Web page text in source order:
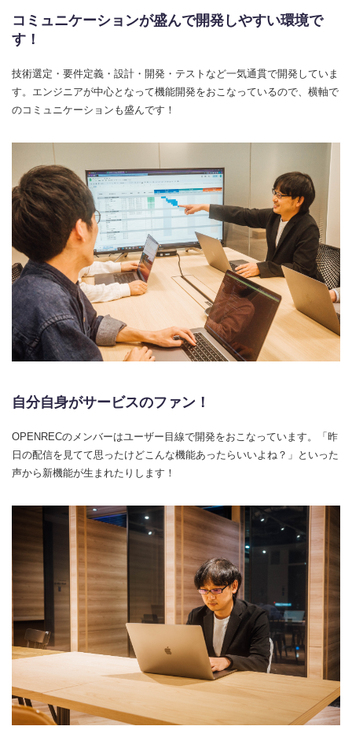
コミュニケーションが盛んで開発しやすい環境で
す！
技術選定・要件定義・設計・開発・テストなど一気通貫で開発していま
す。エンジニアが中心となって機能開発をおこなっているので、横軸で
のコミュニケーションも盛んです！
自分自身がサービスのファン！
OPENRECのメンバーはユーザー目線で開発をおこなっています。「昨
日の配信を見てて思ったけどこんな機能あったらいいよね？」といった
声から新機能が生まれたりします！